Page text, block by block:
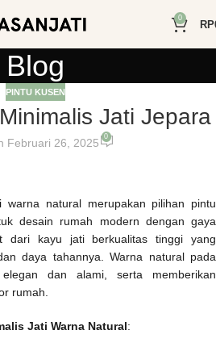
0
RP
Blog
PINTU KUSEN
Jati Jepara
Februari 26, 2025 0
warna natural merupakan pilihan pintu
desain rumah modern dengan gaya
dari kayu jati berkualitas tinggi yang
daya tahannya. Warna natural pada
dan alami, serta memberikan
rumah.
Jati Warna Natural: